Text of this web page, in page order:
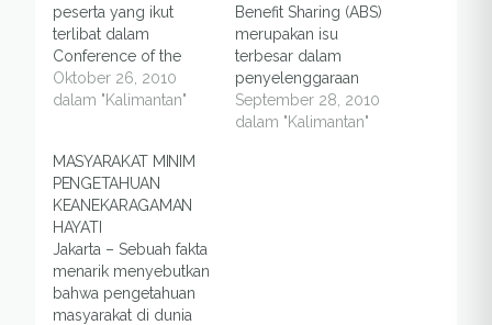
peserta yang ikut
terlibat dalam
Conference of the
Parties (COP) ke-10
Convention on
Jepang, masih terus
berlangsung. Kini,
perundingan dalam
konvensi internasional
mengenai
keanekaragaman
hayati itu mulai
memasuki tahapan
Oktober 26, 2010
dalam "Kalimantan"
Benefit Sharing (ABS)
merupakan isu
terbesar dalam
penyelenggaraan
Conference of the
Parties (COP) ke-10
September 28, 2010
dalam "Kalimantan"
MASYARAKAT MINIM
PENGETAHUAN
KEANEKARAGAMAN
HAYATI
Jakarta – Sebuah fakta
menarik menyebutkan
bahwa pengetahuan
masyarakat di dunia